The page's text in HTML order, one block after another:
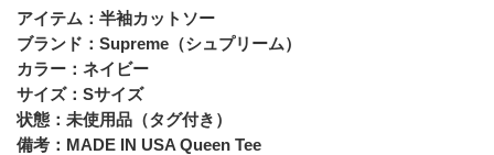
アイテム：半袖カットソー
ブランド：Supreme（シュプリーム）
カラー：ネイビー
サイズ：Sサイズ
状態：未使用品（タグ付き）
備考：MADE IN USA Queen Tee